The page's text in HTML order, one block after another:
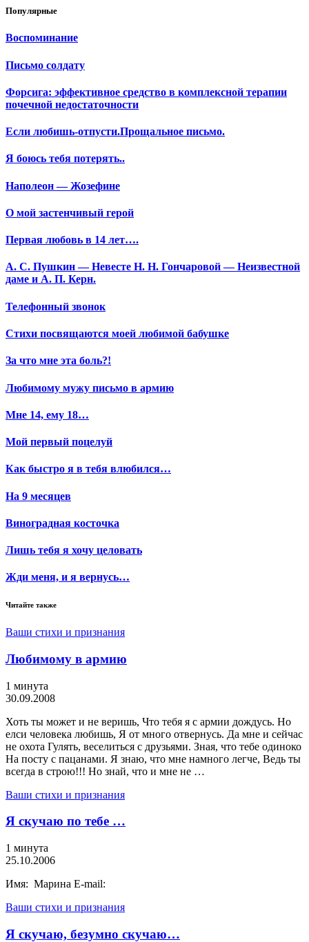
Популярные
Воспоминание
Письмо солдату
Форсига: эффективное средство в комплексной терапии
почечной недостаточности
Если любишь-отпусти.Прощальное письмо.
Я боюсь тебя потерять..
Наполеон — Жозефине
О мой застенчивый герой
Первая любовь в 14 лет….
А. С. Пушкин — Невесте Н. Н. Гончаровой — Неизвестной
даме и А. П. Керн.
Телефонный звонок
Стихи посвящаются моей любимой бабушке
За что мне эта боль?!
Любимому мужу письмо в армию
Мне 14, ему 18…
Мой первый поцелуй
Как быстро я в тебя влюбился…
На 9 месяцев
Виноградная косточка
Лишь тебя я хочу целовать
Жди меня, и я вернусь…
Читайте также
Ваши стихи и признания
Любимому в армию
1 минута
30.09.2008
Хоть ты может и не веришь, Что тебя я с армии дождусь. Но
елси человека любишь, Я от много отвернусь. Да мне и сейчас
не охота Гулять, веселиться с друзьями. Зная, что тебе одиноко
На посту с пацанами. Я знаю, что мне намного легче, Ведь ты
всегда в строю!!! Но знай, что и мне не …
Ваши стихи и признания
Я скучаю по тебе …
1 минута
25.10.2006
Имя: Марина E-mail:
Ваши стихи и признания
Я скучаю, безумно скучаю…